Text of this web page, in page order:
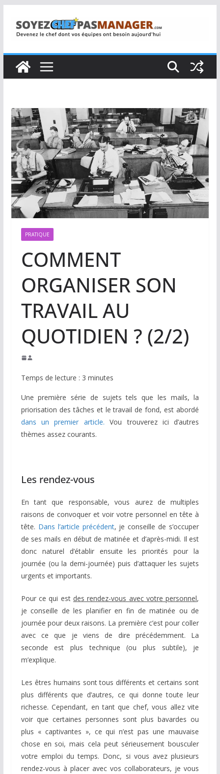
contenu
PRATIQUE
COMMENT
ORGANISER SON
TRAVAIL AU
QUOTIDIEN ? (2/2)
Temps de lecture : 3 minutes
Une première série de sujets tels que les mails, la
priorisation des tâches et le travail de fond, est abordé
dans un premier article. Vou trouverez ici d’autres
thèmes assez courants.
Les rendez-vous
En tant que responsable, vous aurez de multiples
raisons de convoquer et voir votre personnel en tête à
tête. Dans l’article précédent, je conseille de s’occuper
de ses mails en début de matinée et d’après-midi. Il est
donc naturel d’établir ensuite les priorités pour la
journée (ou la demi-journée) puis d’attaquer les sujets
urgents et importants.
Pour ce qui est des rendez-vous avec votre personnel,
je conseille de les planifier en fin de matinée ou de
journée pour deux raisons. La première c’est pour coller
avec ce que je viens de dire précédemment. La
seconde est plus technique (ou plus subtile), je
m’explique.
Les êtres humains sont tous différents et certains sont
plus différents que d’autres, ce qui donne toute leur
richesse. Cependant, en tant que chef, vous allez vite
voir que certaines personnes sont plus bavardes ou
plus « captivantes », ce qui n’est pas une mauvaise
chose en soi, mais cela peut sérieusement bousculer
votre emploi du temps. Donc, si vous avez plusieurs
rendez-vous à placer avec vos collaborateurs, je vous